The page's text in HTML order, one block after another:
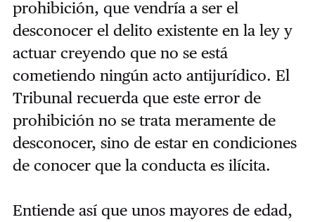
prohibición, que vendría a ser el
desconocer el delito existente en la ley y
actuar creyendo que no se está
cometiendo ningún acto antijurídico. El
Tribunal recuerda que este error de
prohibición no se trata meramente de
desconocer, sino de estar en condiciones
de conocer que la conducta es ilícita.
Entiende así que unos mayores de edad,